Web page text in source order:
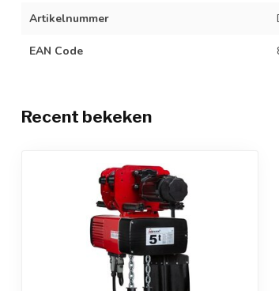
Artikelnummer
EAN Code
Recent bekeken